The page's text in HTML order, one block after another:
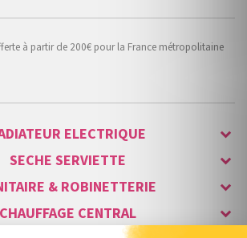
à partir de 200€ pour la France métropolitaine
ELECTRIQUE
SECHE SERVIETTE
& ROBINETTERIE
CHAUFFAGE CENTRAL